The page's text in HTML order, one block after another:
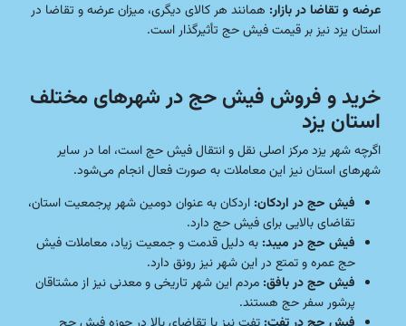
عرضه و تقاضا در بازار: همانند هر کالای دیگری، میزان عرضه و تقاضا در
استان یزد نیز بر قیمت فیش حج تأثیرگذار است.
خرید و فروش فیش حج در شهرهای مختلف
استان یزد
اگرچه شهر یزد مرکز اصلی نقل و انتقال فیش حج است، اما در سایر
شهرهای استان نیز این معاملات به صورت فعال انجام می‌شود.
فیش حج در اردکان: اردکان به عنوان دومین شهر پرجمعیت استان،
تقاضای بالایی برای فیش حج دارد.
فیش حج در میبد: به دلیل قدمت و جمعیت زیاد، معاملات فیش
حج عمره و تمتع در این شهر نیز رونق دارد.
فیش حج در بافق: مردم این شهر تاریخی و معدنی نیز از مشتاقان
پرشور سفر حج هستند.